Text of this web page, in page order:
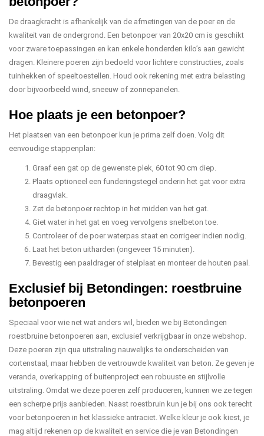
De draagkracht is afhankelijk van de afmetingen van de poer en de
kwaliteit van de ondergrond. Een betonpoer van 20x20 cm is geschikt
voor zware toepassingen en kan enkele honderden kilo’s aan gewicht
dragen. Kleinere poeren zijn bedoeld voor lichtere constructies, zoals
tuinhekken of speeltoestellen. Houd ook rekening met extra belasting
door bijvoorbeeld wind, sneeuw of zonnepanelen.
Hoe plaats je een betonpoer?
Het plaatsen van een betonpoer kun je prima zelf doen. Volg dit
eenvoudige stappenplan:
Graaf een gat op de gewenste plek, 60 tot 90 cm diep.
Plaats optioneel een funderingstegel onderin het gat voor extra
draagvlak.
Zet de betonpoer rechtop in het midden van het gat.
Giet water in het gat en voeg vervolgens snelbeton toe.
Controleer of de poer waterpas staat en corrigeer indien nodig.
Laat het beton uitharden (ongeveer 15 minuten).
Bevestig een paaldrager of stelplaat en monteer de houten paal.
Exclusief bij Betondingen: roestbruine
betonpoeren
Speciaal voor wie net wat anders wil, bieden we bij Betondingen
roestbruine betonpoeren aan, exclusief verkrijgbaar in onze webshop.
Deze poeren zijn qua uitstraling nauwelijks te onderscheiden van
cortenstaal, maar hebben de vertrouwde kwaliteit van beton. Ze geven je
veranda, overkapping of buitenproject een robuuste en stijlvolle
uitstraling. Omdat we deze poeren zelf produceren, kunnen we ze tegen
een scherpe prijs aanbieden. Naast roestbruin kun je bij ons ook terecht
voor betonpoeren in het klassieke antraciet. Welke kleur je ook kiest, je
mag altijd rekenen op de kwaliteit en service die je van Betondingen